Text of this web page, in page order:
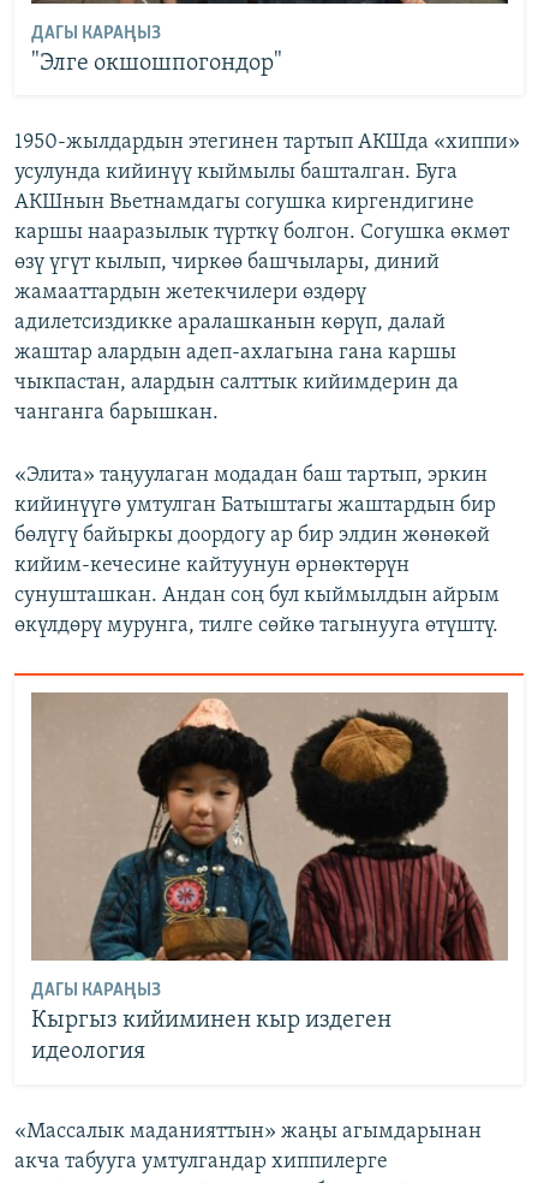
ДАГЫ КАРАҢЫЗ
"Элге окшошпогондор"
1950-жылдардын этегинен тартып АКШда «хиппи»
усулунда кийинүү кыймылы башталган. Буга
АКШнын Вьетнамдагы согушка киргендигине
каршы нааразылык түрткү болгон. Согушка өкмөт
өзү үгүт кылып, чиркөө башчылары, диний
жамааттардын жетекчилери өздөрү
адилетсиздикке аралашканын көрүп, далай
жаштар алардын адеп-ахлагына гана каршы
чыкпастан, алардын салттык кийимдерин да
чанганга барышкан.
«Элита» таңуулаган модадан баш тартып, эркин
кийинүүгө умтулган Батыштагы жаштардын бир
бөлүгү байыркы доордогу ар бир элдин жөнөкөй
кийим-кечесине кайтуунун өрнөктөрүн
сунушташкан. Андан соң бул кыймылдын айрым
өкүлдөрү мурунга, тилге сөйкө тагынууга өтүштү.
ДАГЫ КАРАҢЫЗ
Кыргыз кийиминен кыр издеген
идеология
«Массалык маданияттын» жаңы агымдарынан
акча табууга умтулгандар хиппилерге